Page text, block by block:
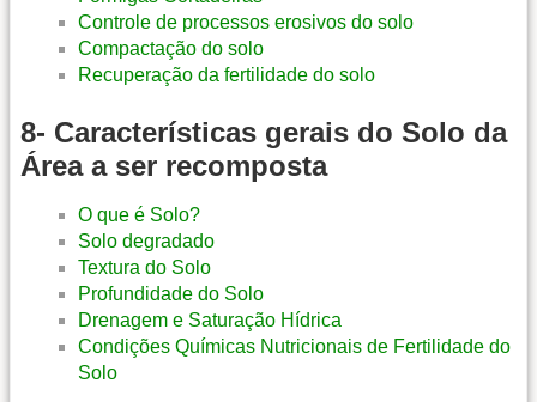
Controle de processos erosivos do solo
Compactação do solo
Recuperação da fertilidade do solo
8- Características gerais do Solo da
Área a ser recomposta
O que é Solo?
Solo degradado
Textura do Solo
Profundidade do Solo
Drenagem e Saturação Hídrica
Condições Químicas Nutricionais de Fertilidade do
Solo